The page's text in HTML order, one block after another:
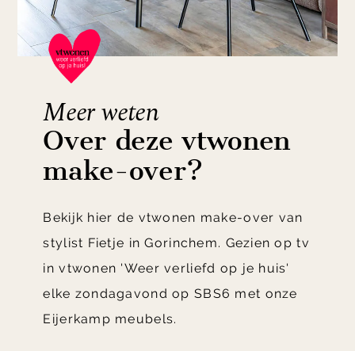
Meer weten
Over deze vtwonen
make-over?
Bekijk hier de vtwonen make-over van
stylist Fietje in Gorinchem. Gezien op tv
in vtwonen 'Weer verliefd op je huis'
elke zondagavond op SBS6 met onze
Eijerkamp meubels.